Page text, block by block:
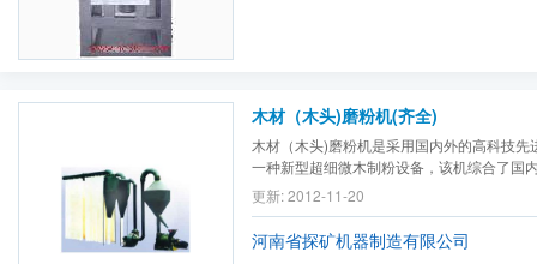
木材（木头)磨粉机(齐全)
木材（木头)磨粉机是采用国内外的高科技先
一种新型超细微木制粉设备，该机综合了国
的粉碎原理加以创新，由传统的一种粉碎原
司科研人员的大胆设想,并综合国内外多种的
集三种粉碎原理为一体的高效节能木粉粉碎
更新: 2012-11-20
河南省探矿机器制造有限公司